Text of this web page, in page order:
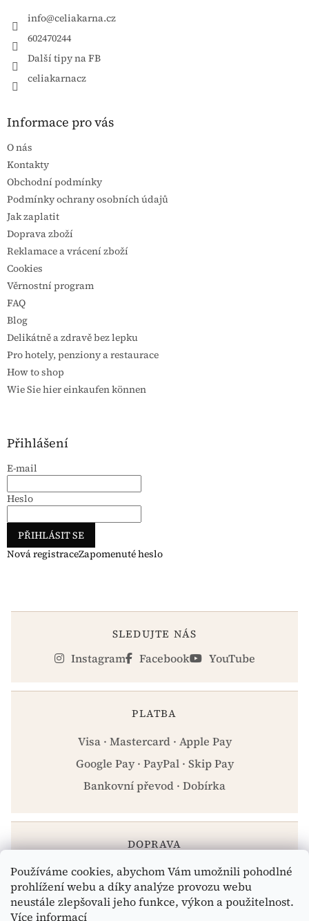
Používáme cookies, abychom Vám umožnili pohodlné
prohlížení webu a díky analýze provozu webu
neustále zlepšovali jeho funkce, výkon a použitelnost.
Více informací
info@celiakarna.cz
602470244
Další tipy na FB
celiakarnacz
Informace pro vás
O nás
Kontakty
Obchodní podmínky
Podmínky ochrany osobních údajů
Jak zaplatit
Doprava zboží
Reklamace a vrácení zboží
Cookies
Věrnostní program
FAQ
Blog
Delikátně a zdravě bez lepku
Pro hotely, penziony a restaurace
How to shop
Wie Sie hier einkaufen können
Přihlášení
E-mail
Heslo
PŘIHLÁSIT SE
Nová registraceZapomenuté heslo
SLEDUJTE NÁS
Instagram Facebook YouTube
PLATBA
Visa · Mastercard · Apple Pay
Google Pay · PayPal · Skip Pay
Bankovní převod · Dobírka
DOPRAVA
Zásilkovna · PPL · Osobní odběr Praha